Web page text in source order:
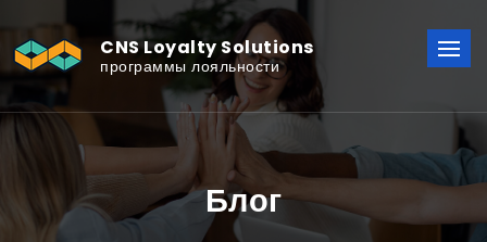
CNS Loyalty Solutions
программы лояльности
Блог